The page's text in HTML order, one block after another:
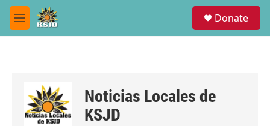
Skip to main content
M
e
Donate
Noticias Locales de
KSJD